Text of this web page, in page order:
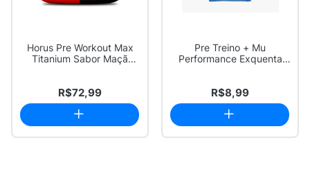
Horus Pre Workout Max
Titanium Sabor Maçã
R$72,99
Pre Treino + Mu
Performance Exquenta
R$8,99